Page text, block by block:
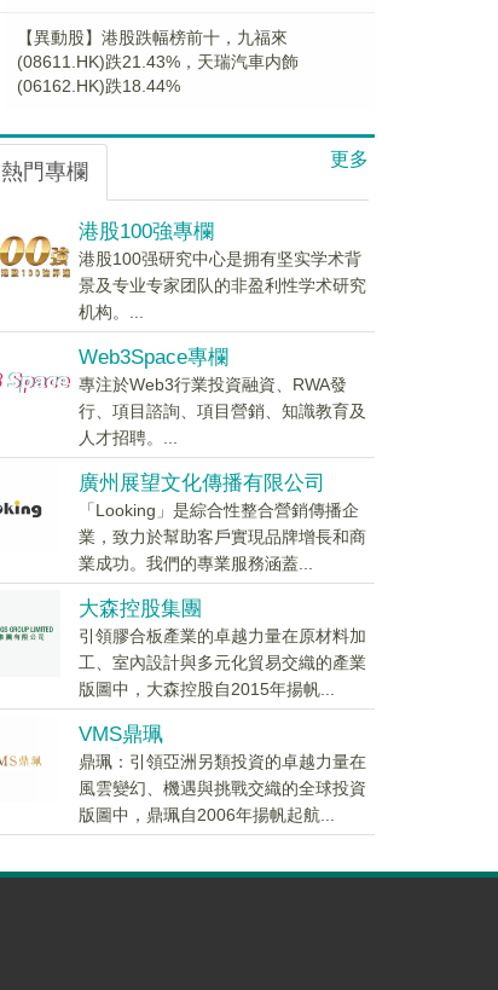
【異動股】港股跌幅榜前十，九福來
(08611.HK)跌21.43%，天瑞汽車内飾
(06162.HK)跌18.44%
更多
熱門專欄
港股100強專欄
港股100强研究中心是拥有坚实学术背
景及专业专家团队的非盈利性学术研究
机构。...
Web3Space專欄
專注於Web3行業投資融資、RWA發
行、項目諮詢、項目營銷、知識教育及
人才招聘。...
廣州展望文化傳播有限公司
「Looking」是綜合性整合營銷傳播企
業，致力於幫助客戶實現品牌增長和商
業成功。我們的專業服務涵蓋...
大森控股集團
引領膠合板產業的卓越力量在原材料加
工、室內設計與多元化貿易交織的產業
版圖中，大森控股自2015年揚帆...
VMS鼎珮
鼎珮：引領亞洲另類投資的卓越力量在
風雲變幻、機遇與挑戰交織的全球投資
版圖中，鼎珮自2006年揚帆起航...